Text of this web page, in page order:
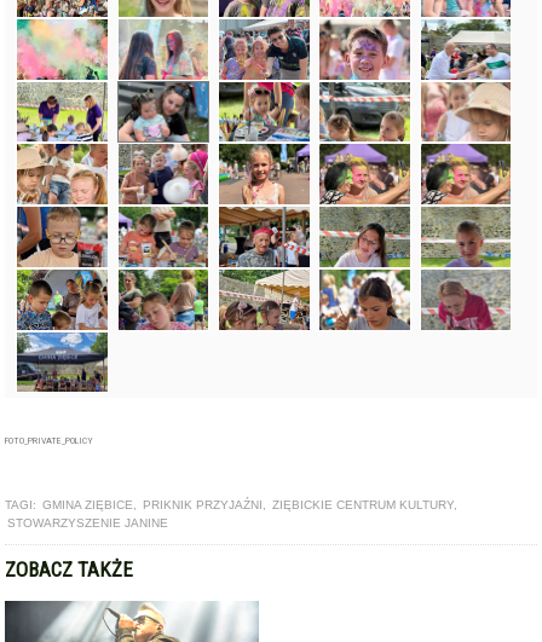
FOTO_PRIVATE_POLICY
TAGI: GMINA ZIĘBICE, PRIKNIK PRZYJAŹNI, ZIĘBICKIE CENTRUM KULTURY,
STOWARZYSZENIE JANINE
ZOBACZ TAKŻE